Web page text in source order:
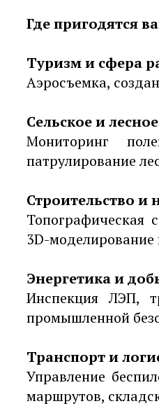
Где пригодятся
Туризм и сфера
Аэросъемка,
Сельское и
Мониторинг
патрулирование
Строительство и
Топографическая
3D-
Энергетика и
Инспекция ЛЭП,
промышленной
Транспорт и
Управление
маршрутов,